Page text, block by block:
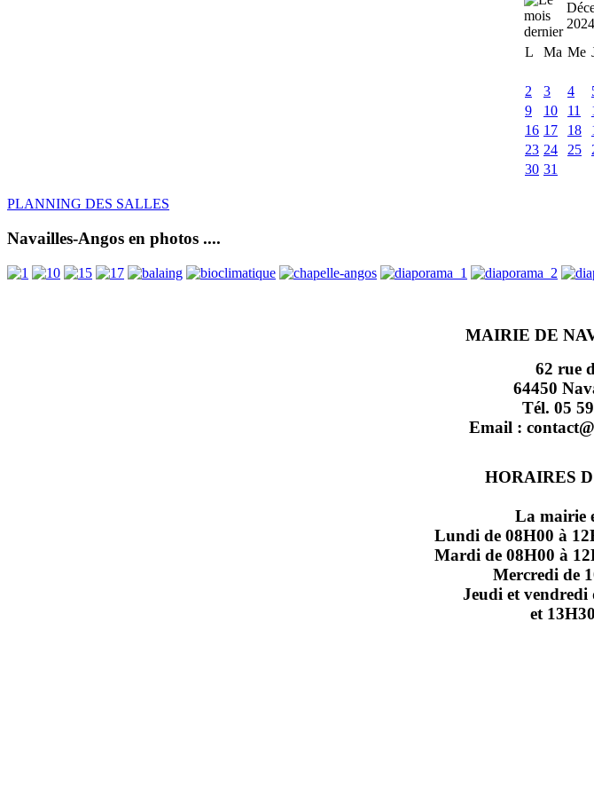
2024
L
Ma Me
2
3 4
9
10 11
16 17 18
23 24 25
30 31
PLANNING DES SALLES
Navailles-Angos en photos ....
MAIRIE DE
62 rue
64450
Tél. 05
Email :
HORAIRES
La mairie
Lundi de 08H00 à
Mardi de 08H00 à
Mercredi de
Jeudi et vendredi
et